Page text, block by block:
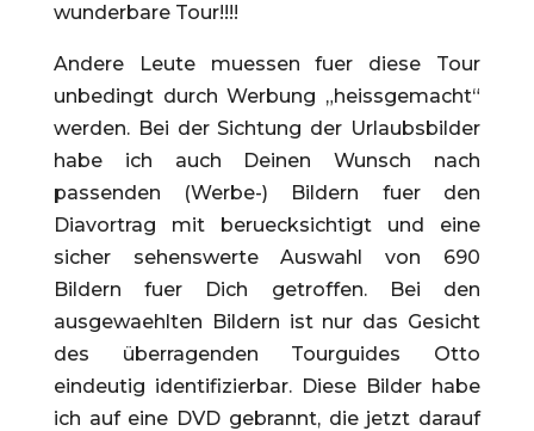
wunderbare Tour!!!!
Andere Leute muessen fuer diese Tour
unbedingt durch Werbung „heissgemacht“
werden. Bei der Sichtung der Urlaubsbilder
habe ich auch Deinen Wunsch nach
passenden (Werbe-) Bildern fuer den
Diavortrag mit beruecksichtigt und eine
sicher sehenswerte Auswahl von 690
Bildern fuer Dich getroffen. Bei den
ausgewaehlten Bildern ist nur das Gesicht
des überragenden Tourguides Otto
eindeutig identifizierbar. Diese Bilder habe
ich auf eine DVD gebrannt, die jetzt darauf